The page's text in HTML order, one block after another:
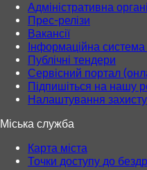
Адміністративна
Прес-релізи
Вакансії
Інформаційна
Публічні тендери
Сервісний портал
Підпишіться на нашу
Налаштування
Міська служба
Карта міста
Точки доступу до